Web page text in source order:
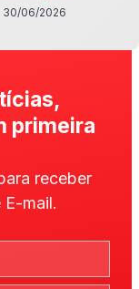
30/06/2026
primeira
receber
mail.